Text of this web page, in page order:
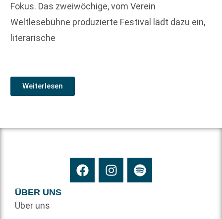
Fokus. Das zweiwöchige, vom Verein
Weltlesebühne produzierte Festival lädt dazu ein,
literarische
Weiterlesen
ÜBER UNS
Über uns